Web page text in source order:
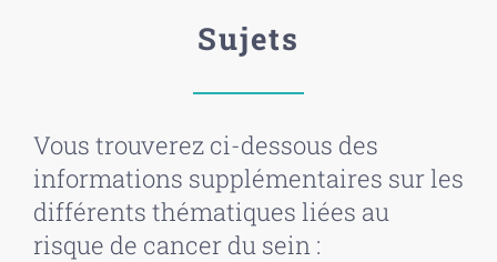
Sujets
Vous trouverez ci-dessous des
informations supplémentaires sur les
différents thématiques liées au
risque de cancer du sein :